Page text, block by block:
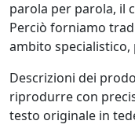
parola per parola, il
Perciò forniamo
ambito specialistico,
Descrizioni dei
riprodurre con
testo originale in